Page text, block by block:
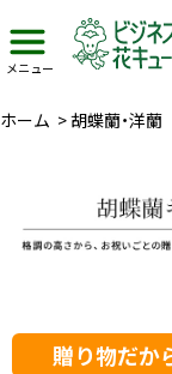
メニュー
ホーム >胡蝶蘭・洋蘭
贈り物だか